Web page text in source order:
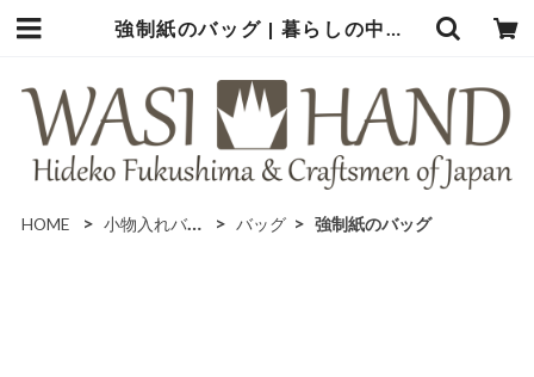
強制紙のバッグ | 暮らしの中の和紙のかたち
HOME 小物入れバッグ類 バッグ 強制紙のバッグ